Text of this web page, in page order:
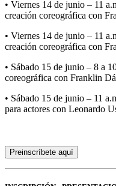
• Viernes 14 de junio – 11
creación coreográfica con
• Viernes 14 de junio – 11
creación coreográfica con
• Sábado 15 de junio – 8 a
coreográfica con Franklin
• Sábado 15 de junio – 11
para actores con Leonardo
Preinscríbete aquí